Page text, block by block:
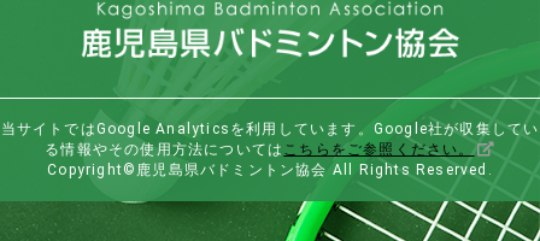
当サイトではGoogle Analyticsを利用しています。Google社が収集してい
る情報やその使用方法については こちらをご参照ください。
Copyright©鹿児島県バドミントン協会 All Rights Reserved.